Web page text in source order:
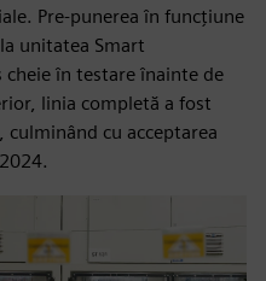
Pre-punerea în funcțiune
unitatea Smart
în testare înainte de
linia completă a fost
culminând cu acceptarea